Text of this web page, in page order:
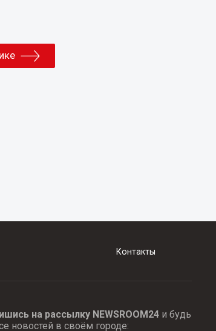
Контакты
на рассылку NEWSROOM24и будь
новостей в своём городе: